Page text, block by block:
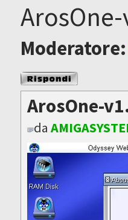
Moderatore:
Rispondi al
messaggio
ArosOne-
da